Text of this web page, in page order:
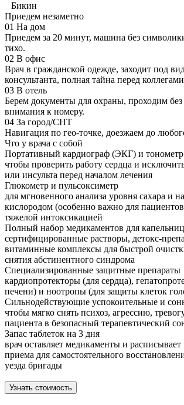
Бикин
Приедем незаметно
01 На дом
Приедем за 20 минут, машина без
тихо.
02 В офис
Врач в гражданской одежде, заходит под
консультанта, полная тайна перед
03 В отель
Берем документы для охраны, проходим
внимания к номеру.
04 За город/СНТ
Навигация по гео-точке, доезжаем до
Что у врача с собой
Портативный кардиограф (ЭКГ) и тонометр
чтобы проверить работу сердца и
или инсульта перед началом лечения
Глюкометр и пульсоксиметр
для мгновенного анализа уровня сахара и
кислородом (особенно важно для
тяжелой интоксикацией
Полный набор медикаментов для капельниц
сертифицированные растворы, детокс-
витаминные комплексы для быстрой
снятия абстинентного синдрома
Специализированные защитные препараты
кардиопротекторы (для сердца),
печени) и ноотропы (для защиты клеток
Сильнодействующие успокоительные и
чтобы мягко снять психоз, агрессию,
пациента в безопасный терапевтический
Запас таблеток на 3 дня
врач оставляет медикаменты и
приема для самостоятельного
уезда бригады
Узнать стоимость